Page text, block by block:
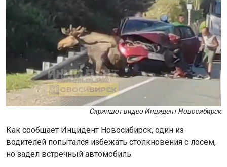
Скриншот видео Инцидент Новосибирск
Как сообщает Инцидент Новосибирск, один из
водителей попытался избежать столкновения с лосем,
но задел встречный автомобиль.